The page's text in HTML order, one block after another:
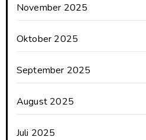
November 2025
Oktober 2025
September 2025
August 2025
Juli 2025